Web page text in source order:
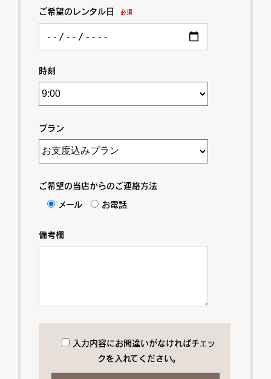
ご希望のレンタル日 必須
時刻
プラン
ご希望の当店からのご連絡方法
メール お電話
備考欄
入力内容にお間違いがなければチェッ
クを入れてください。